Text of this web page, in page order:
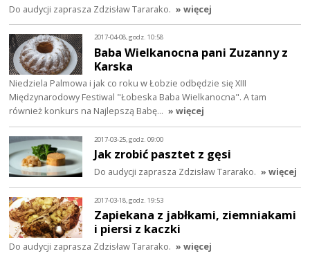
Do audycji zaprasza Zdzisław Tararako. » więcej
2017-04-08, godz. 10:58
Baba Wielkanocna pani Zuzanny z
Karska
Niedziela Palmowa i jak co roku w Łobzie odbędzie się XIII
Międzynarodowy Festiwal "Łobeska Baba Wielkanocna". A tam
również konkurs na Najlepszą Babę… » więcej
2017-03-25, godz. 09:00
Jak zrobić pasztet z gęsi
Do audycji zaprasza Zdzisław Tararako. » więcej
2017-03-18, godz. 19:53
Zapiekana z jabłkami, ziemniakami
i piersi z kaczki
Do audycji zaprasza Zdzisław Tararako. » więcej